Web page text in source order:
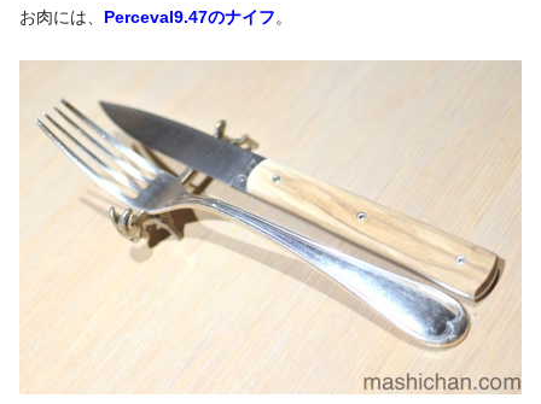
お肉には、 Perceval9.47のナイフ。